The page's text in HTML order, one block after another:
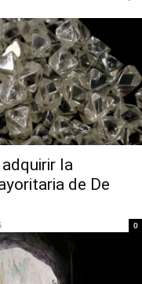
la
de De
0